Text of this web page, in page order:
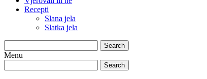
Recepti
Slana jela
Slatka jela
Search
Menu
Search